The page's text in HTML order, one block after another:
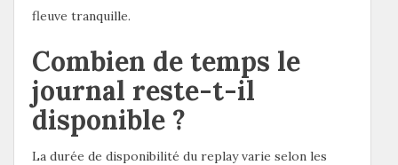
fleuve tranquille.
Combien de temps le
journal reste-t-il
disponible ?
La durée de disponibilité du replay varie selon les